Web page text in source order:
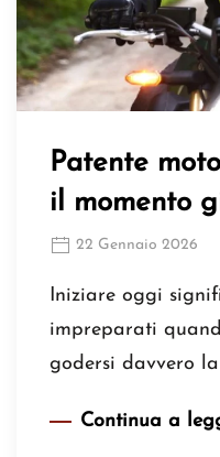
Patente
il momento
22 Gennaio 2026
Iniziare oggi
impreparati
godersi davvero
Continua a